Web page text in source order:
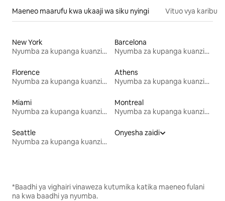
Maeneo maarufu kwa ukaaji wa siku nyingi Vituo vya karibu
New York
Nyumba za kupanga kuanzia mwezi mmoja
Barcelona
Nyumba za kupanga kuanzia mwezi mmoja
Florence
Nyumba za kupanga kuanzia mwezi mmoja
Athens
Nyumba za kupanga kuanzia mwezi mmoja
Miami
Nyumba za kupanga kuanzia mwezi mmoja
Montreal
Nyumba za kupanga kuanzia mwezi mmoja
Seattle
Nyumba za kupanga kuanzia mwezi mmoja
Onyesha zaidi
*Baadhi ya vighairi vinaweza kutumika katika maeneo fulani
na kwa baadhi ya nyumba.